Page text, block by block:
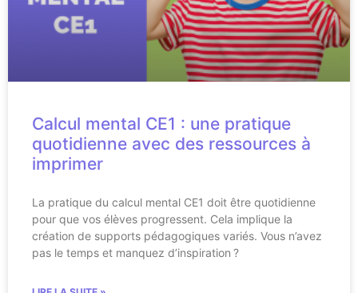
Calcul mental CE1 : une pratique
quotidienne avec des ressources à
imprimer
La pratique du calcul mental CE1 doit être quotidienne
pour que vos élèves progressent. Cela implique la
création de supports pédagogiques variés. Vous n’avez
pas le temps et manquez d’inspiration ?